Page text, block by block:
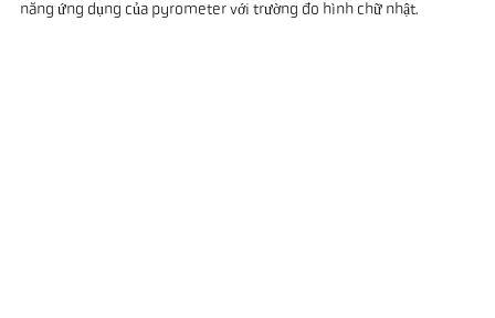
năng ứng dụng của pyrometer với trường đo hình chữ nhật.